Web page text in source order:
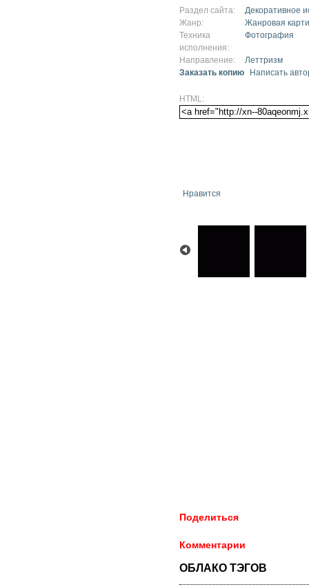
Раздел сайта:
Декоративное
Жанр:
Жанровая
Техника
исполнения:
Фотография
Направление:
Леттризм
Заказать копию
Написать
HTML:
Нравится
Поделиться
Комментарии
ОБЛАКО ТЭГОВ